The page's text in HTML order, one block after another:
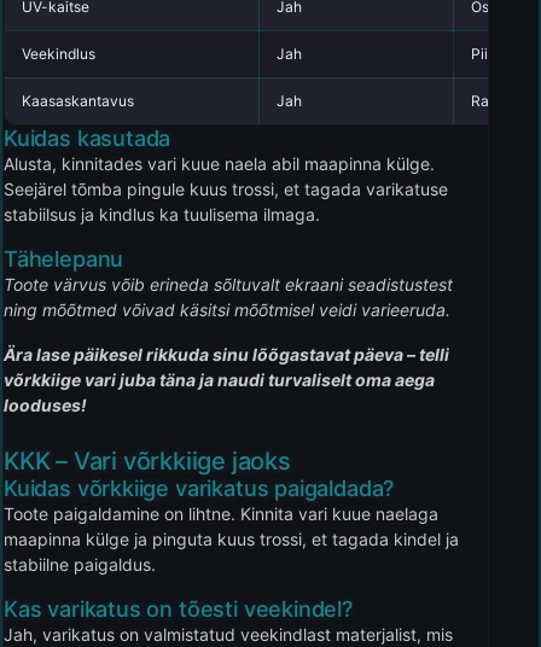
UV-kaitse Jah Osaline
Veekindlus Jah Piiratud
Kaasaskantavus Jah Raskem
Kuidas kasutada
Alusta, kinnitades vari kuue naela abil maapinna külge.
Seejärel tõmba pingule kuus trossi, et tagada varikatuse
stabiilsus ja kindlus ka tuulisema ilmaga.
Tähelepanu
Toote värvus võib erineda sõltuvalt ekraani seadistustest
ning mõõtmed võivad käsitsi mõõtmisel veidi varieeruda.
Ära lase päikesel rikkuda sinu lõõgastavat päeva – telli
võrkkiige vari juba täna ja naudi turvaliselt oma aega
looduses!
KKK – Vari võrkkiige jaoks
Kuidas võrkkiige varikatus paigaldada?
Toote paigaldamine on lihtne. Kinnita vari kuue naelaga
maapinna külge ja pinguta kuus trossi, et tagada kindel ja
stabiilne paigaldus.
Kas varikatus on tõesti veekindel?
Jah, varikatus on valmistatud veekindlast materjalist, mis